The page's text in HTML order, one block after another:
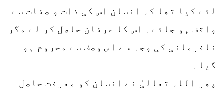
لئے کیا تھا کہ انسان اس کی ذات و صفات سے
واقف ہو جائے۔ اس کا عرفان حاصل کر لے مگر
نافرمانی کی وجہ سے اس وصف سے محروم ہو
گیا۔
پھر اللہ تعالیٰ نے انسان کو معرفت حاصل